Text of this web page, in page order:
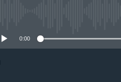
0:00